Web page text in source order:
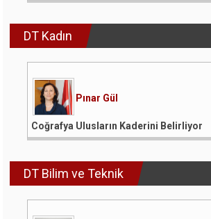
DT Kadın
Pınar Gül
Coğrafya Ulusların Kaderini Belirliyor
DT Bilim ve Teknik